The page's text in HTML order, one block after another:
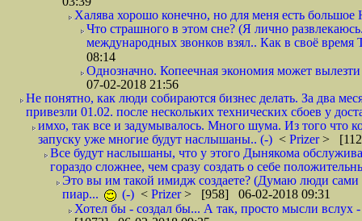
Халява хорошо конечно, но для меня есть
Что страшного в этом сне? (Я лично
международных звонков взял.. Как в своё
08:14
Однозначно. Копеечная экономия может
07-02-2018 21:56
Не понятно, как люди собираются бизнес делать. За два
привезли 01.02. после нескольких технических сбоев у
имхо, так все и задумывалось. Много шума. Из того что
запуску уже многие будут наслышаны.. (-) < Prizer>
Все будут наслышаны, что у этого Дынякома
гораздо сложнее, чем сразу создать о себе
Это вы им такой имидж создаете? (Думаю люди сами
пиар...
(-) < Prizer> [958] 06-02-2018 09:31
Хотел бы - создал бы... А так, просто мысли вслух